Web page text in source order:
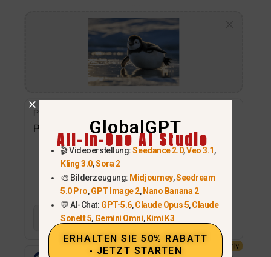
GlobalGPT
All-In-One AI Studio
🎬 Videoerstellung:Seedance 2.0,Veo 3.1,
Kling 3.0,Sora 2
🎨 Bilderzeugung: Midjourney,Seedream
5.0 Pro,GPT Image 2,Nano Banana 2
💬 AI-Chat: GPT-5.6,Claude Opus 5,Claude
Sonett 5, Gemini Omni,Kimi K3
ERHALTEN SIE 50% RABATT
- JETZT STARTEN